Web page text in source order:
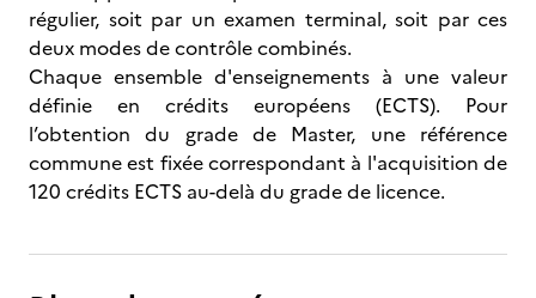
régulier, soit par un examen terminal, soit par ces
deux modes de contrôle combinés.
Chaque ensemble d'enseignements à une valeur
définie en crédits européens (ECTS). Pour
l’obtention du grade de Master, une référence
commune est fixée correspondant à l'acquisition de
120 crédits ECTS au-delà du grade de licence.